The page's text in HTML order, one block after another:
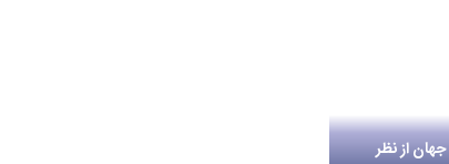
از نظر